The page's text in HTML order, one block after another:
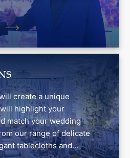
create a unique
highlight your
match your wedding
our range of delicate
tablecloths and...